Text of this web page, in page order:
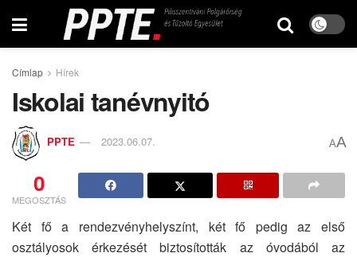
Címlap Hírek
Iskolai tanévnyitó
PPTE 2023.06.07. AA
0
MEGOSZTÁS
Két fő a rendezvényhelyszínt, két fő pedig az első
osztályosok érkezését biztosították az óvodából az